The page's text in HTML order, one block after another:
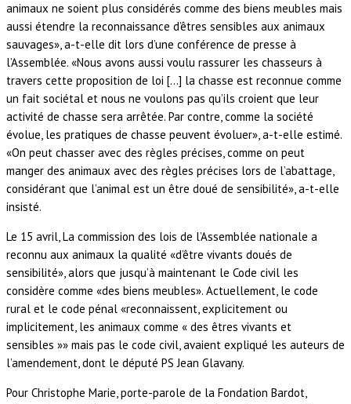
animaux ne soient plus considérés comme des biens meubles mais
aussi étendre la reconnaissance d’êtres sensibles aux animaux
sauvages», a-t-elle dit lors d’une conférence de presse à
l’Assemblée. «Nous avons aussi voulu rassurer les chasseurs à
travers cette proposition de loi […] la chasse est reconnue comme
un fait sociétal et nous ne voulons pas qu’ils croient que leur
activité de chasse sera arrêtée. Par contre, comme la société
évolue, les pratiques de chasse peuvent évoluer», a-t-elle estimé.
«On peut chasser avec des règles précises, comme on peut
manger des animaux avec des règles précises lors de l’abattage,
considérant que l’animal est un être doué de sensibilité», a-t-elle
insisté.
Le 15 avril, La commission des lois de l’Assemblée nationale a
reconnu aux animaux la qualité «d’être vivants doués de
sensibilité», alors que jusqu’à maintenant le Code civil les
considère comme «des biens meubles». Actuellement, le code
rural et le code pénal «reconnaissent, explicitement ou
implicitement, les animaux comme « des êtres vivants et
sensibles »» mais pas le code civil, avaient expliqué les auteurs de
l’amendement, dont le député PS Jean Glavany.
Pour Christophe Marie, porte-parole de la Fondation Bardot,